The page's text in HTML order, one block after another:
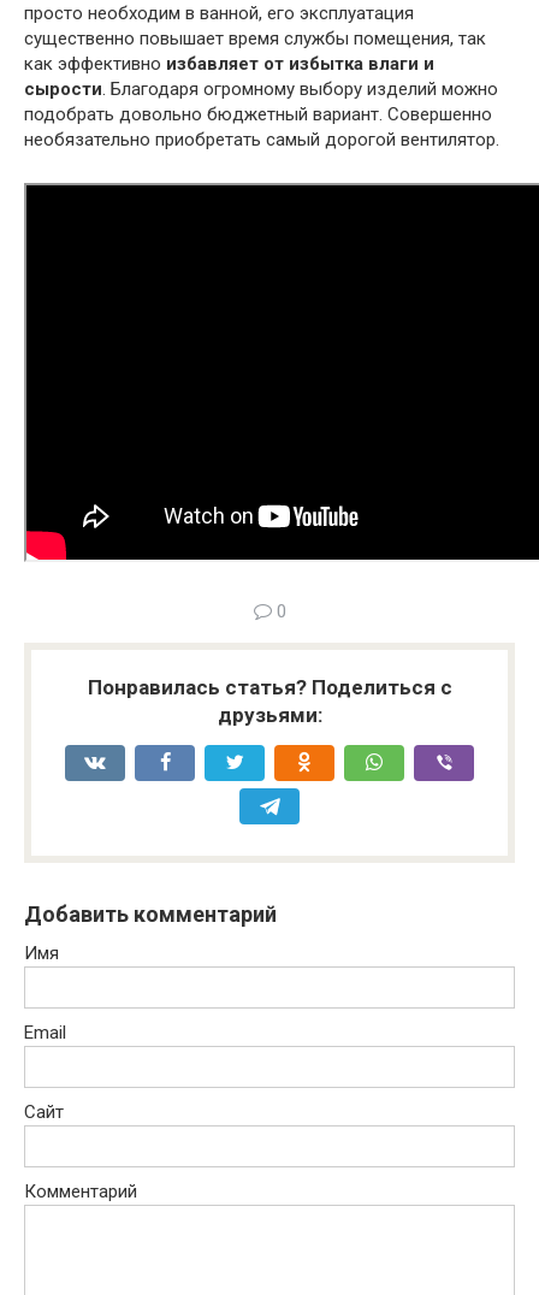
просто необходим в ванной, его эксплуатация
существенно повышает время службы помещения, так
как эффективно избавляет от избытка влаги и
сырости. Благодаря огромному выбору изделий можно
подобрать довольно бюджетный вариант. Совершенно
необязательно приобретать самый дорогой вентилятор.
0
Понравилась статья? Поделиться с
друзьями:
Добавить комментарий
Имя
Email
Сайт
Комментарий